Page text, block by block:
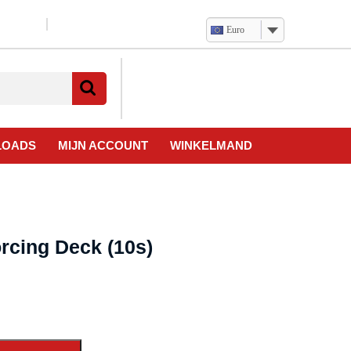
Euro
MIJN ACCOUNT WINKELMAND
Deck (10s)